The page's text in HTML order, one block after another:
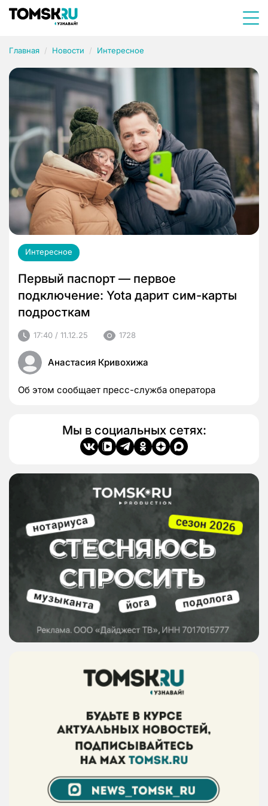
Главная Новости Интересное
Интересное
Первый паспорт — первое
подключение: Yota дарит сим-карты
подросткам
17:40 / 11.12.25 1728
Анастасия Кривохижа
Об этом сообщает пресс-служба оператора
Мы в социальных сетях: